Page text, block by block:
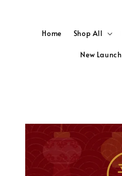
Home Shop All
New Launch